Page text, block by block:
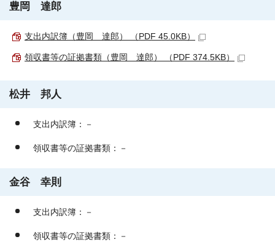
豊岡 達郎
支出内訳簿（豊岡 達郎） （PDF 45.0KB）
領収書等の証拠書類（豊岡 達郎） （PDF 374.5KB）
松井 邦人
支出内訳簿：－
領収書等の証拠書類：－
金谷 幸則
支出内訳簿：－
領収書等の証拠書類：－